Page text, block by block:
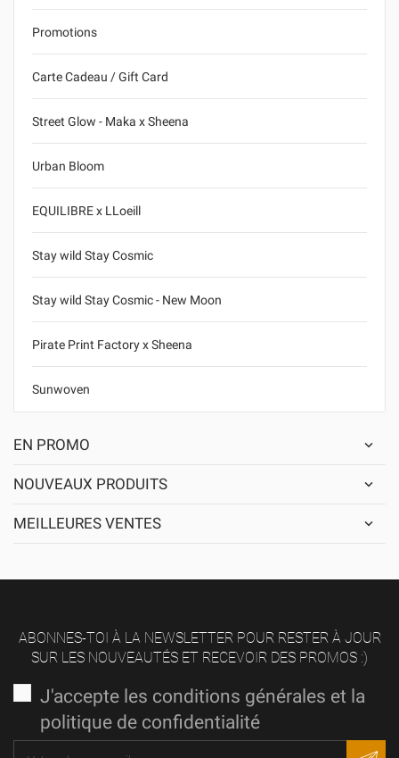
Promotions
Carte Cadeau / Gift Card
Street Glow - Maka x Sheena
Urban Bloom
EQUILIBRE x LLoeill
Stay wild Stay Cosmic
Stay wild Stay Cosmic - New Moon
Pirate Print Factory x Sheena
Sunwoven
EN PROMO
NOUVEAUX PRODUITS
MEILLEURES VENTES
ABONNES-TOI À LA NEWSLETTER POUR RESTER À JOUR
SUR LES NOUVEAUTÉS ET RECEVOIR DES PROMOS :)
J'accepte les conditions générales et la
politique de confidentialité